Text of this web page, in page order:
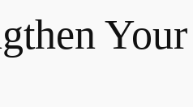
Your